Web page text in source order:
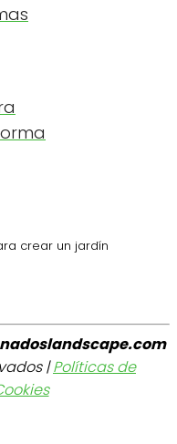
crear un jardín
|Políticas de